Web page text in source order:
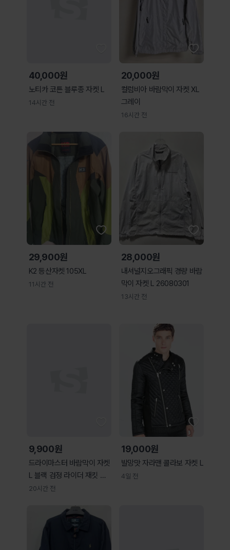
40,000원
노티카 코튼 블루종 자켓 L
14시간 전
20,000원
컬럼비아 바람막이 자켓 XL
그레이
16시간 전
29,900원
K2 등산자켓 105XL
11시간 전
28,000원
내셔널지오그래픽 경량 바람
막이 자켓 L 26080301
13시간 전
9,900원
드라이마스터 바람막이 자켓
L 블랙 검정 라이더 재킷 빈
티지
20시간 전
19,000원
발망맛 자라맨 콜라보 자켓 L
4일 전